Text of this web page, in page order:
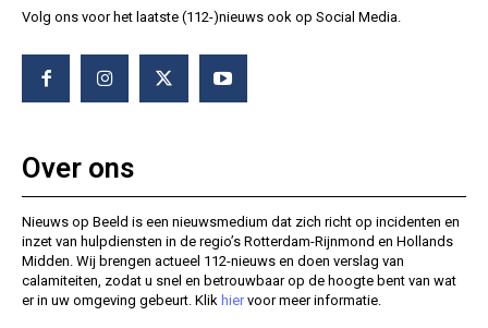
Volg ons voor het laatste (112-)nieuws ook op Social Media.
Over ons
Nieuws op Beeld is een nieuwsmedium dat zich richt op incidenten en
inzet van hulpdiensten in de regio’s Rotterdam-Rijnmond en Hollands
Midden. Wij brengen actueel 112-nieuws en doen verslag van
calamiteiten, zodat u snel en betrouwbaar op de hoogte bent van wat
er in uw omgeving gebeurt. Klik hiervoor meer informatie.